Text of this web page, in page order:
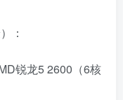
：
锐龙5 2600（6核